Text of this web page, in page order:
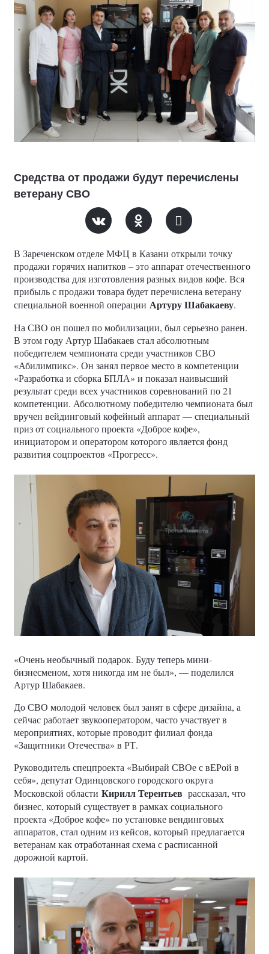
Средства от продажи будут перечислены
ветерану СВО
В Зареченском отделе МФЦ в Казани открыли точку
продажи горячих напитков – это аппарат отечественного
производства для изготовления разных видов кофе. Вся
прибыль с продажи товара будет перечислена ветерану
специальной военной операции Артуру Шабакаеву.
На СВО он пошел по мобилизации, был серьезно ранен.
В этом году Артур Шабакаев стал абсолютным
победителем чемпионата среди участников СВО
«Абилимпикс». Он занял первое место в компетенции
«Разработка и сборка БПЛА» и показал наивысший
результат среди всех участников соревнований по 21
компетенции. Абсолютному победителю чемпионата был
вручен вейдинговый кофейный аппарат — специальный
приз от социального проекта «Доброе кофе»,
инициатором и оператором которого является фонд
развития соцпроектов «Прогресс».
«Очень необычный подарок. Буду теперь мини-
бизнесменом, хотя никогда им не был», — поделился
Артур Шабакаев.
До СВО молодой человек был занят в сфере дизайна, а
сейчас работает звукооператором, часто участвует в
мероприятиях, которые проводит филиал фонда
«Защитники Отечества» в РТ.
Руководитель спецпроекта «Выбирай СВОе с вЕРой в
себя», депутат Одинцовского городского округа
Московской области Кирилл Терентьев рассказал, что
бизнес, который существует в рамках социального
проекта «Доброе кофе» по установке вендинговых
аппаратов, стал одним из кейсов, который предлагается
ветеранам как отработанная схема с расписанной
дорожной картой.